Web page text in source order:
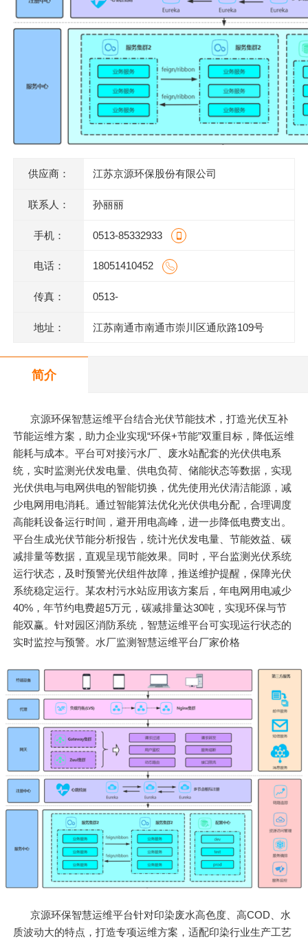
供应商： 江苏京源环保股份有限公司
联系人： 孙丽丽
手机： 0513-85332933
电话： 18051410452
传真： 0513-
地址： 江苏南通市南通市崇川区通欣路109号
简介
京源环保智慧运维平台结合光伏节能技术，打造光伏互补
节能运维方案，助力企业实现“环保+节能”双重目标，降低运维
能耗与成本。平台可对接污水厂、废水站配套的光伏供电系
统，实时监测光伏发电量、供电负荷、储能状态等数据，实现
光伏供电与电网供电的智能切换，优先使用光伏清洁能源，减
少电网用电消耗。通过智能算法优化光伏供电分配，合理调度
高能耗设备运行时间，避开用电高峰，进一步降低电费支出。
平台生成光伏节能分析报告，统计光伏发电量、节能效益、碳
减排量等数据，直观呈现节能效果。同时，平台监测光伏系统
运行状态，及时预警光伏组件故障，推送维护提醒，保障光伏
系统稳定运行。某农村污水站应用该方案后，年电网用电减少
40%，年节约电费超5万元，碳减排量达30吨，实现环保与节
能双赢。针对园区消防系统，智慧运维平台可实现运行状态的
实时监控与预警。水厂监测智慧运维平台厂家价格
京源环保智慧运维平台针对印染废水高色度、高COD、水
质波动大的特点，打造专项运维方案，适配印染行业生产工艺